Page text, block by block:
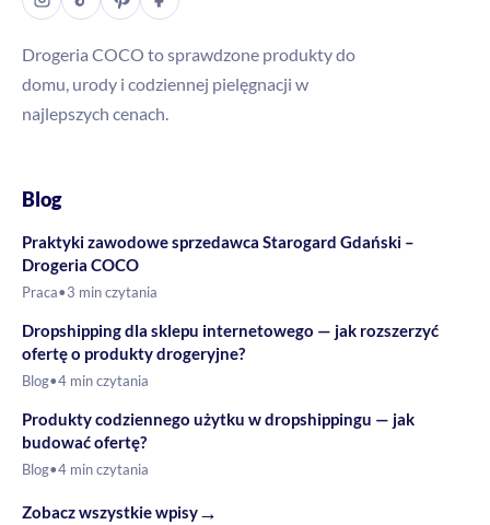
Czy szczotka jest wygodna w
codziennym użyciu?
Tak, według opisu ma wygodny kształt, który zapewnia
Drogeria COCO to sprawdzone produkty do
domu, urody i codziennej pielęgnacji w
najlepszych cenach.
Blog
Praktyki zawodowe sprzedawca Starogard Gdański –
Drogeria COCO
Praca•3 min czytania
Dropshipping dla sklepu internetowego — jak rozszerzyć
ofertę o produkty drogeryjne?
Blog•4 min czytania
Produkty codziennego użytku w dropshippingu — jak
budować ofertę?
Blog•4 min czytania
Zobacz wszystkie wpisy→